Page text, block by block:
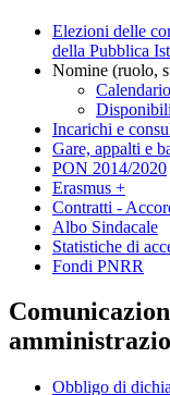
Elezioni delle
della Pubblica
Nomine (ruolo,
Incarichi e
Gare, appalti e
PON 2014/2020
Erasmus +
Contratti -
Albo Sindacale
Statistiche di
Fondi PNRR
Obbligo di